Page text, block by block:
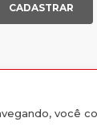
você
CADASTRAR